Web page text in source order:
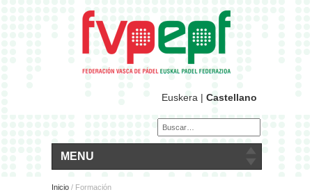
Euskera | Castellano
MENU
Inicio / Formación